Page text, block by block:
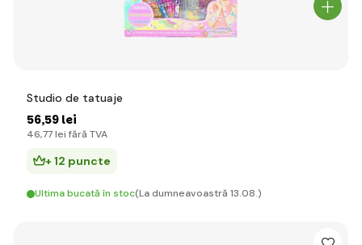
Studio de tatuaje
56,59 lei
46,77 lei fără TVA
+ 12 puncte
Ultima bucată în stoc(La dumneavoastră 13.08.)